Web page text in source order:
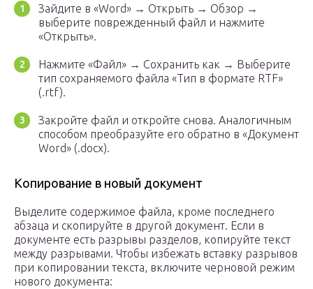
Зайдите в «Word» → Открыть → Обзор →
выберите поврежденный файл и нажмите
«Открыть».
Нажмите «Файл» → Сохранить как → Выберите
тип сохраняемого файла «Тип в формате RTF»
(.rtf).
Закройте файл и откройте снова. Аналогичным
способом преобразуйте его обратно в «Документ
Word» (.docx).
Копирование в новый документ
Выделите содержимое файла, кроме последнего
абзаца и скопируйте в другой документ. Если в
документе есть разрывы разделов, копируйте текст
между разрывами. Чтобы избежать вставку разрывов
при копировании текста, включите черновой режим
нового документа: